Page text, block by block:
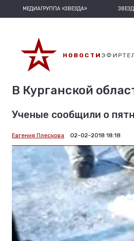
МЕДИАГРУППА «ЗВЕЗДА»
НОВОСТИ ЭФИР
В Курганской
Ученые сообщили о
Евгения Плескова 02-02-2018 18:18